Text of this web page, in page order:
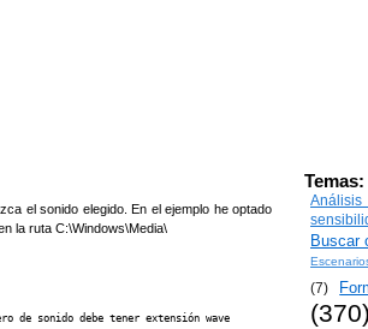
el sonido elegido. En el ejemplo he optado
la ruta C:\Windows\Media\
de sonido debe tener extensión wave
Temas:
Buscar
(7)